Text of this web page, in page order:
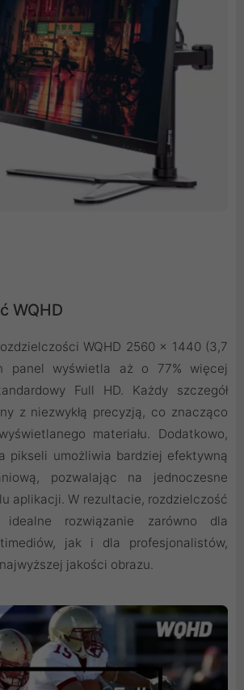
WQHD
WQHD 2560 x 1440 (3,7
panel wyświetla aż o 77% więcej
Full HD. Każdy szczegół
z niezwykłą precyzją, co znacząco
materiału. Dodatkowo,
pikseli umożliwia bardziej efektywną
pozwalając na jednoczesne
aplikacji. W rezultacie, rozdzielczość
idealne rozwiązanie zarówno dla
jak i dla profesjonalistów,
jakości obrazu.